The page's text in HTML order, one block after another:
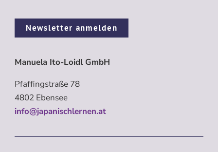
Newsletter anmelden
Manuela Ito-Loidl GmbH
Pfaffingstraße 78
4802 Ebensee
info@japanischlernen.at